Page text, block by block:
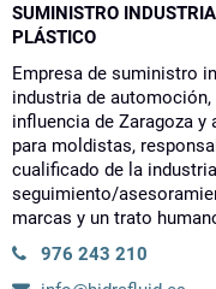
SUMINISTRO
PLÁSTICO
Empresa de suministro
industria de
influencia de Zaragoza
para moldistas,
cualificado de la
seguimiento/
marcas y un trato
976 243 210